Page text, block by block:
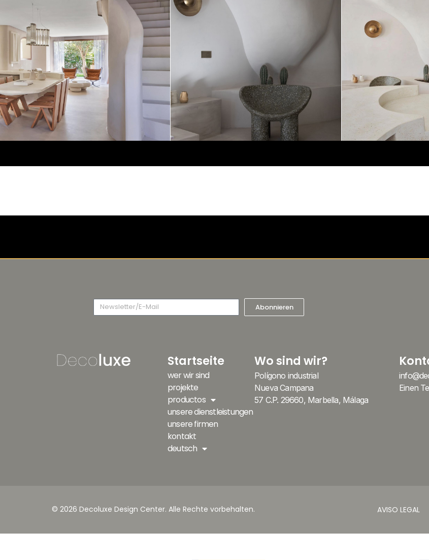
Abonnieren
Startseite
wer wir sind
projekte
productos
unsere dienstleistungen
unsere firmen
kontakt
deutsch
Wo sind wir?
Polígono industrial
Nueva Campana
57 C.P. 29660, Marbella, Málaga
Einen
© 2026 Decoluxe Design Center. Alle Rechte vorbehalten. AVISO LEGAL